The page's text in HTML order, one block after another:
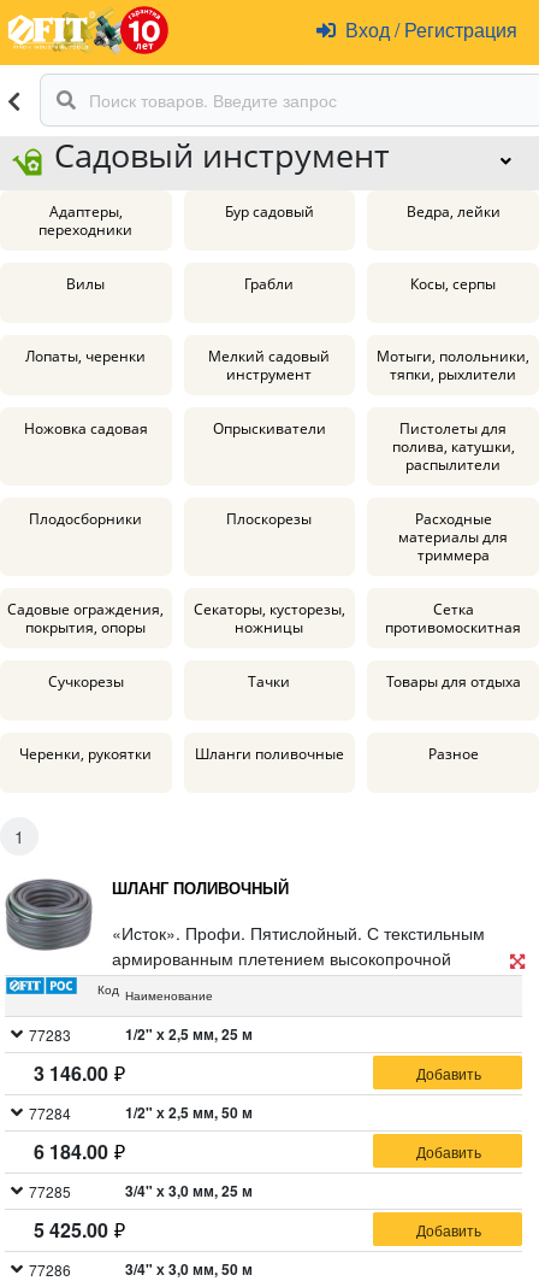
Вход /Регистрация
Садовый инструмент
Адаптеры,
переходники
Бур садовый Ведра, лейки
Вилы Грабли Косы, серпы
Лопаты, черенки
Мелкий садовый
инструмент
Мотыги, полольники,
тяпки, рыхлители
Ножовка садовая Опрыскиватели
Пистолеты для
полива, катушки,
распылители
Плодосборники Плоскорезы
Расходные
материалы для
триммера
Садовые ограждения,
покрытия, опоры
Секаторы, кусторезы,
ножницы
Сетка
противомоскитная
Сучкорезы Тачки Товары для отдыха
Черенки, рукоятки Шланги поливочные Разное
1
ШЛАНГ ПОЛИВОЧНЫЙ
«Исток». Профи. Пятислойный. С текстильным
армированным плетением высокопрочной
синтетической нитью, препятствующим
°С до +40 °С. Максимальное рабочее давление: 1/2"
- 7 бар, 3/4"- 8 бар. Предназначен для полива,
перекачки и прочих работ с жидкостями, в том числе
с пищевыми. Материал: ПВХ, полиэстерная нить.
Код Наименование
77283 1/2" х 2,5 мм, 25 м
3 146.00
77284 1/2" х 2,5 мм, 50 м
6 184.00
77285 3/4" х 3,0 мм, 25 м
5 425.00
77286 3/4" х 3,0 мм, 50 м